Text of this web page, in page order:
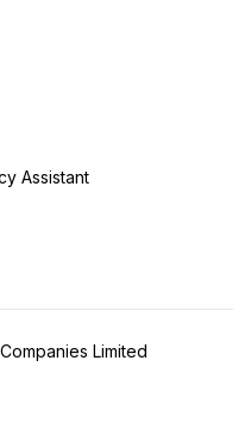
Assistant
Limited